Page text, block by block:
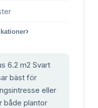
›
6.2 m2 Svart
bäst för
eller
både plantor